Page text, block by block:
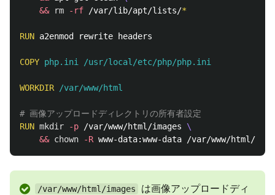
&&
rm -rf /var/lib/apt/lists/*
RUN a2enmod rewrite headers
COPY php.ini /usr/local/etc/php/php.ini
WORKDIR /var/www/html
# 画像アップロードディレクトリの所有者設定
RUN mkdir -p /var/www/html/images
&& chown -R
/var/www/html/images
は画像アップロードディ